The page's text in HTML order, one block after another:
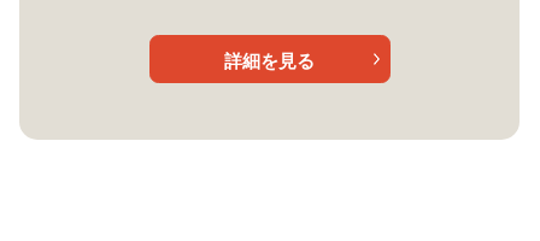
詳細を見る